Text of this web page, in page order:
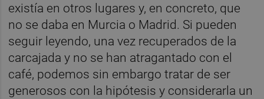
existía en otros lugares y, en concreto, que
no se daba en Murcia o Madrid. Si pueden
seguir leyendo, una vez recuperados de la
carcajada y no se han atragantado con el
café, podemos sin embargo tratar de ser
generosos con la hipótesis y considerarla un